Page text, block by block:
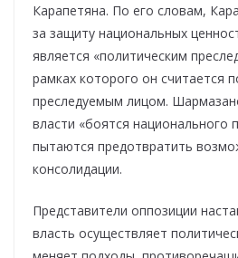
Карапетяна. По его словам,
за защиту национальных
является «политическим
рамках которого он считается
преследуемым лицом.
власти «боятся национального
пытаются предотвратить
консолидации.
Представители оппозиции
власть осуществляет